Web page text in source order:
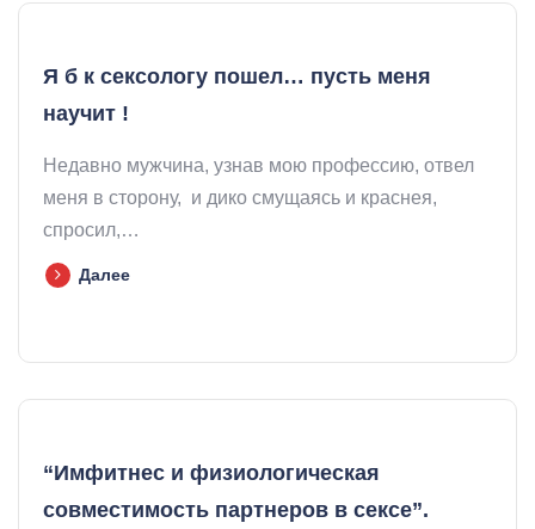
Я б к сексологу пошел… пусть меня
научит !
Недавно мужчина, узнав мою профессию, отвел
меня в сторону, и дико смущаясь и краснея,
спросил,…
Далее
“Имфитнес и физиологическая
совместимость партнеров в сексе”.